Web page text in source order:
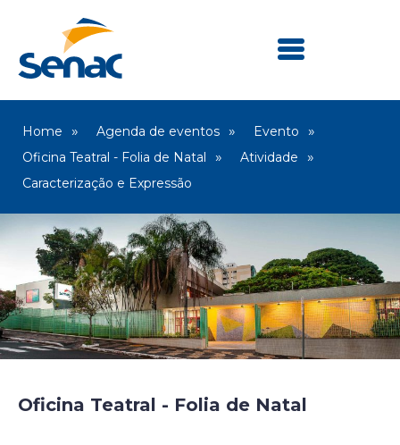
Home Agenda de eventos
Evento
Oficina Teatral - Folia de Natal
Atividade
Caracterização e Expressão
Oficina Teatral - Folia de Natal